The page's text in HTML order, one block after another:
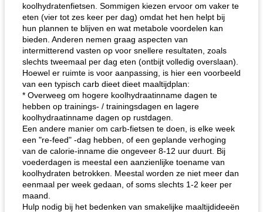
koolhydratenfietsen. Sommigen kiezen ervoor om vaker te
eten (vier tot zes keer per dag) omdat het hen helpt bij
hun plannen te blijven en wat metabole voordelen kan
bieden. Anderen nemen graag aspecten van
intermitterend vasten op voor snellere resultaten, zoals
slechts tweemaal per dag eten (ontbijt volledig overslaan).
Hoewel er ruimte is voor aanpassing, is hier een voorbeeld
van een typisch carb dieet dieet maaltijdplan:
* Overweeg om hogere koolhydraatinname dagen te
hebben op trainings- / trainingsdagen en lagere
koolhydraatinname dagen op rustdagen.
Een andere manier om carb-fietsen te doen, is elke week
een "re-feed" -dag hebben, of een geplande verhoging
van de calorie-inname die ongeveer 8-12 uur duurt. Bij
voederdagen is meestal een aanzienlijke toename van
koolhydraten betrokken. Meestal worden ze niet meer dan
eenmaal per week gedaan, of soms slechts 1-2 keer per
maand.
Hulp nodig bij het bedenken van smakelijke maaltijdideeën